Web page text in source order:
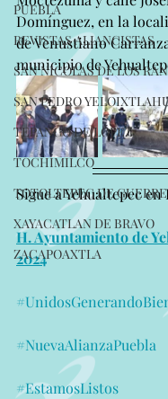
PUEBLA
REVISTAS ALIANCISTAS
SAN NICOLAS DE LOS
SAN PEDRO
TEPANCO DE LÓPEZ
TOCHIMILCO
TOTOLTEPEC DE
XAYACATLAN DE BRAVO
ZACAPOAXTLA
Domínguez, en la
de Venustiano
municipio de
Sigue a Yehualtepec en
H. Ayuntamiento de
2024
#NuevaAlianzaPuebla
#EstamosListos